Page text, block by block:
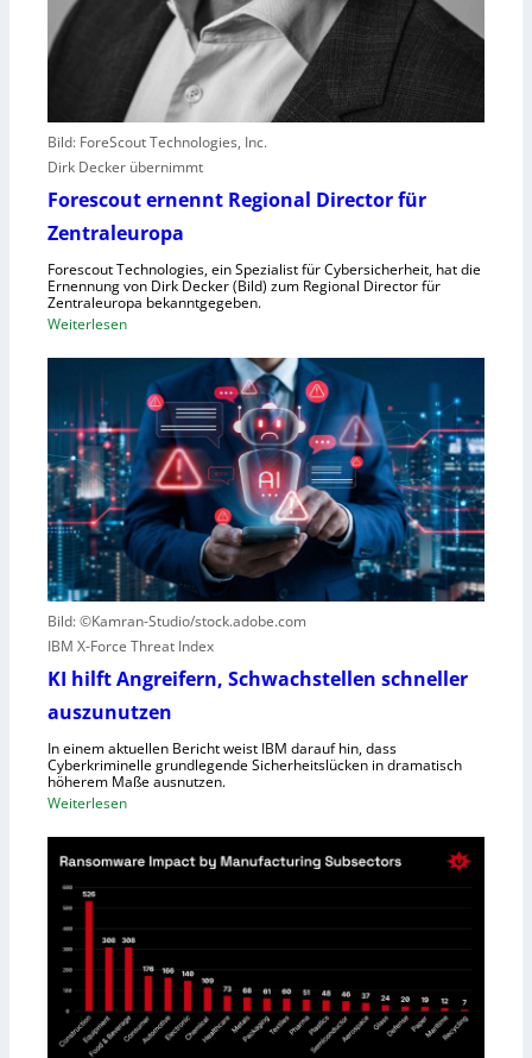
e
b
e
n
V
o
w
ü
r
e
g
e
n
S
c
h
l
e
h
l
e
i
s
Bild: ForeScout Technologies, Inc.
Dirk Decker übernimmt
Forescout ernennt Regional Director für
Zentraleuropa
Forescout Technologies, ein Spezialist für Cybersicherheit, hat die
Ernennung von Dirk Decker (Bild) zum Regional Director für
Zentraleuropa bekanntgegeben.
Weiterlesen:
r
e
s
c
o
u
t
r
n
e
n
t
R
e
n
D
e
c
Bild: ©Kamran-Studio/stock.adobe.com
IBM X-Force Threat Index
KI hilft Angreifern, Schwachstellen schneller
auszunutzen
In einem aktuellen Bericht weist IBM darauf hin, dass
Cyberkriminelle grundlegende Sicherheitslücken in dramatisch
höherem Maße ausnutzen.
Weiterlesen:
f
n